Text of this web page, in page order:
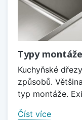
Typy
Kuchyňské
způsobů.
typ montáže.
Číst více